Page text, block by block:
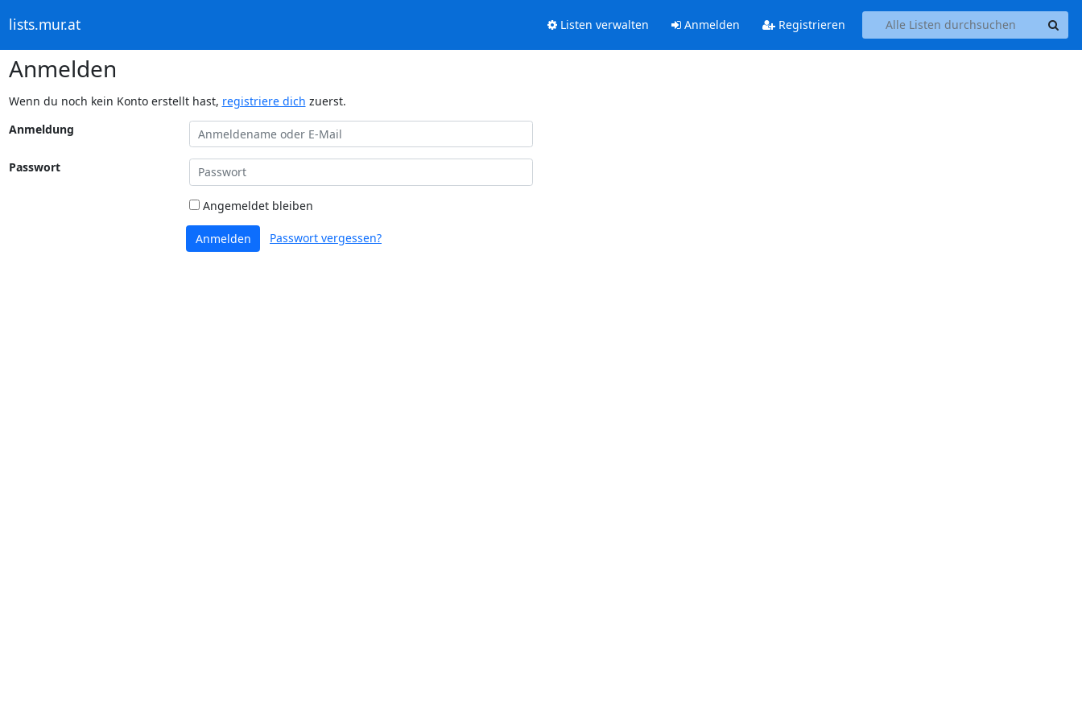
lists.mur.at Listen verwalten Anmelden Registrieren
Anmelden
Wenn du noch kein Konto erstellt hast, registriere dich zuerst.
Anmeldung
Passwort
Angemeldet bleiben
Anmelden Passwort vergessen?